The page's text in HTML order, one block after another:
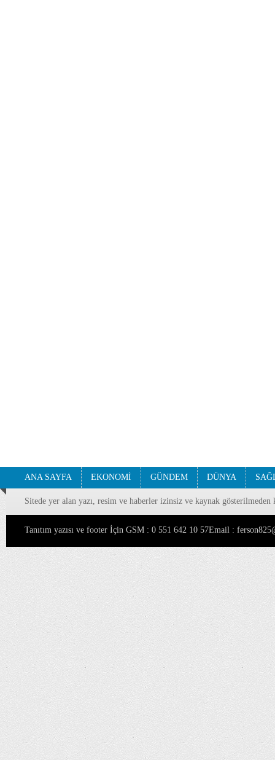
ANA SAYFA EKONOMİ GÜNDEM DÜNYA
Sitede yer alan yazı, resim ve haberler izinsiz ve kaynak gösterilmeden
Tanıtım yazısı ve footer İçin GSM : 0 551 642 10 57Email :